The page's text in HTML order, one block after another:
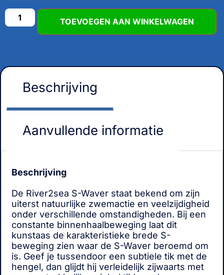
TOEVOEGEN AAN WINKELWAGEN
Beschrijving
Aanvullende informatie
Beschrijving
De River2sea S-Waver staat bekend om zijn
uiterst natuurlijke zwemactie en veelzijdigheid
onder verschillende omstandigheden. Bij een
constante binnenhaalbeweging laat dit
kunstaas de karakteristieke brede S-
beweging zien waar de S-Waver beroemd om
is. Geef je tussendoor een subtiele tik met de
hengel, dan glijdt hij verleidelijk zijwaarts met